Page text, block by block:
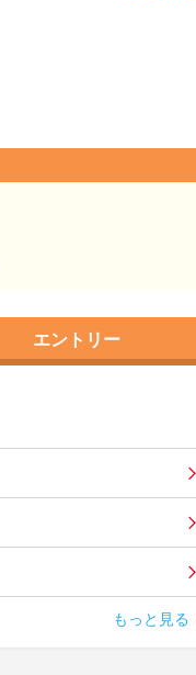
エントリー
もっと見る